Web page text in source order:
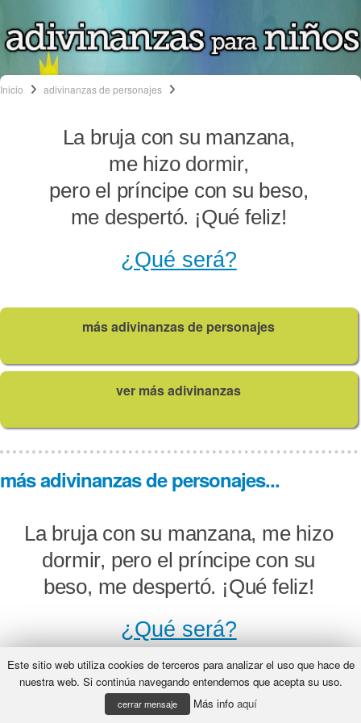
Inicio adivinanzas de personajes
La bruja con su manzana,
me hizo dormir,
pero el príncipe con su beso,
me despertó. ¡Qué feliz!
¿Qué será?
más adivinanzas de personajes
ver más adivinanzas
más adivinanzas de personajes...
La bruja con su manzana, me hizo
dormir, pero el príncipe con su
beso, me despertó. ¡Qué feliz!
¿Qué será?
Por decir muchas mentiras, me ha
Este sitio web utiliza cookies de terceros para analizar el uso que hace de
nuestra web. Si continúa navegando entendemos que acepta su uso.
cerrar mensaje Más info aquí